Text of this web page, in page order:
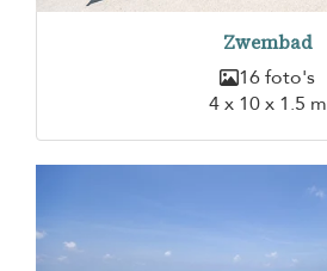
Zwembad
16 foto's
4 x 10 x 1.5 m